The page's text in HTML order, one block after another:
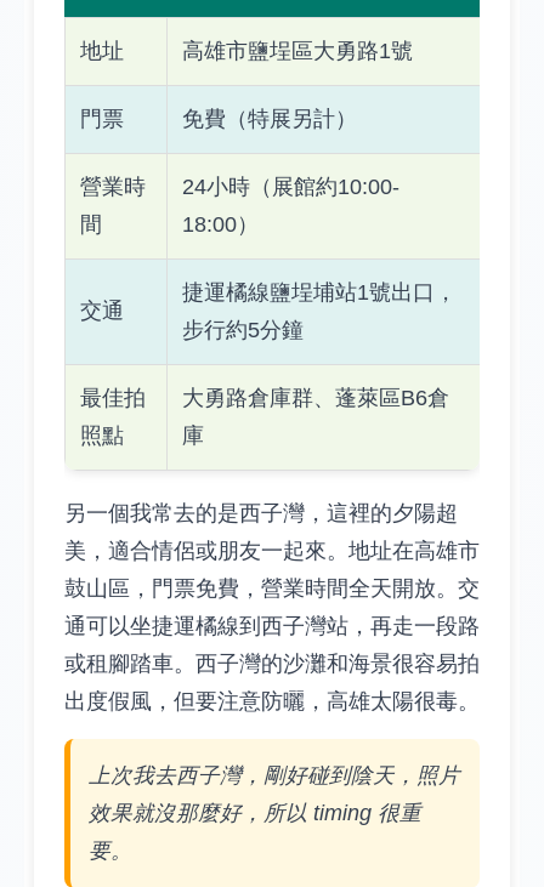
地址 高雄市鹽埕區大勇路1號
門票 免費（特展另計）
營業時
間
24小時（展館約10:00-
18:00）
交通
捷運橘線鹽埕埔站1號出口，
步行約5分鐘
最佳拍
照點
大勇路倉庫群、蓬萊區B6倉
庫
另一個我常去的是西子灣，這裡的夕陽超
美，適合情侶或朋友一起來。地址在高雄市
鼓山區，門票免費，營業時間全天開放。交
通可以坐捷運橘線到西子灣站，再走一段路
或租腳踏車。西子灣的沙灘和海景很容易拍
出度假風，但要注意防曬，高雄太陽很毒。
上次我去西子灣，剛好碰到陰天，照片
效果就沒那麼好，所以 timing 很重
要。